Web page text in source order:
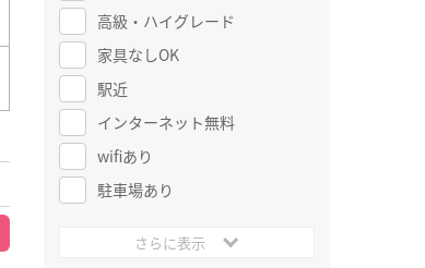
高級・ハイグレード
家具なしOK
駅近
インターネット無料
wifiあり
駐車場あり
さらに表示